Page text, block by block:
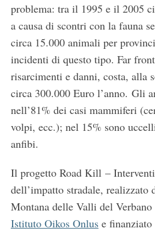
problema: tra il 1995 e il 2005
a causa di scontri con la fauna
circa 15.000 animali per
incidenti di questo tipo. Far
risarcimenti e danni, costa, alla
circa 300.000 Euro l’anno. Gli
nell’81% dei casi mammiferi
volpi, ecc.); nel 15% sono
anfibi.
Il progetto Road Kill –
dell’impatto stradale, realizzato
Montana delle Valli del
Istituto Oikos Onluse finanziato